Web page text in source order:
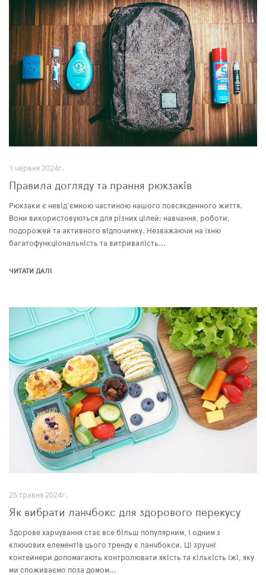
1 червня 2024г.
Правила догляду та прання рюкзаків
Рюкзаки є невід'ємною частиною нашого повсякденного життя.
Вони використовуються для різних цілей: навчання, роботи,
подорожей та активного відпочинку. Незважаючи на їхню
багатофункціональність та витривалість...
ЧИТАТИ ДАЛІ
25 травня 2024г.
Як вибрати ланчбокс для здорового перекусу
Здорове харчування стає все більш популярним, і одним з
ключових елементів цього тренду є ланчбокси. Ці зручні
контейнери допомагають контролювати якість та кількість їжі, яку
ми споживаємо поза домом...